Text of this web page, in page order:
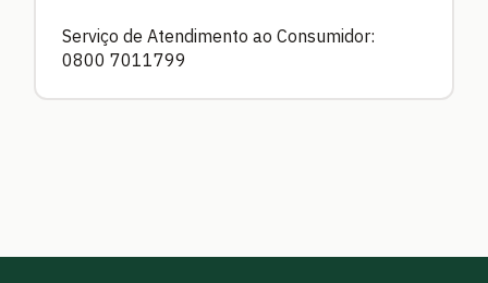
Serviço de Atendimento ao Consumidor:
0800 7011799